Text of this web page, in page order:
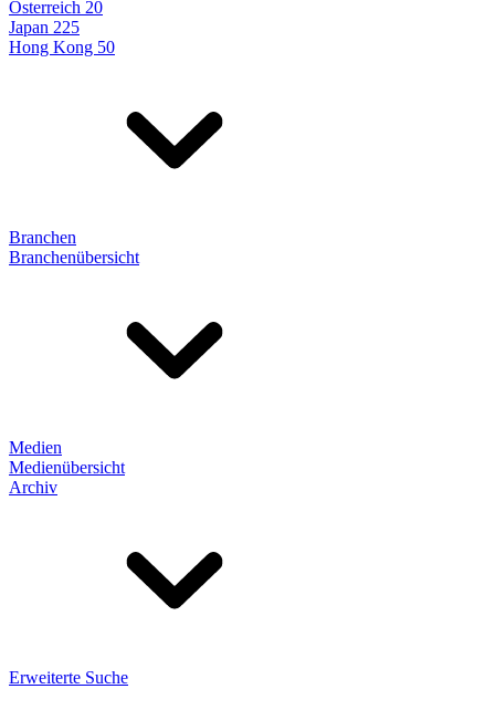
Österreich 20
Japan 225
Hong Kong 50
Branchen
Branchenübersicht
Medien
Medienübersicht
Archiv
Erweiterte Suche